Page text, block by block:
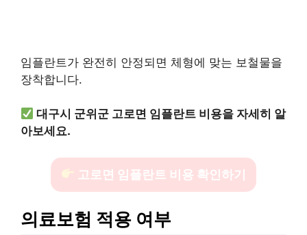
임플란트가 완전히 안정되면 체형에 맞는 보철물을
장착합니다.
대구시 군위군 고로면 임플란트 비용을 자세히 알
아보세요.
고로면 임플란트 비용 확인하기
의료보험 적용 여부